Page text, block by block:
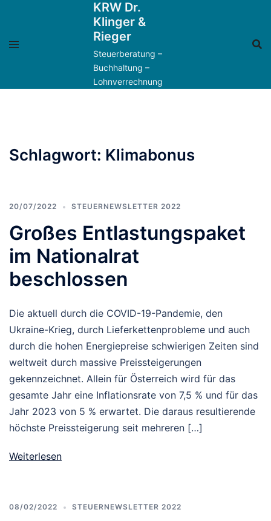
KRW Dr.
Klinger &
Rieger
Steuerberatung –
Buchhaltung –
Lohnverrechnung
Schlagwort: Klimabonus
20/07/2022 STEUERNEWSLETTER 2022
Großes Entlastungspaket
im Nationalrat
beschlossen
Die aktuell durch die COVID-19-Pandemie, den
Ukraine-Krieg, durch Lieferkettenprobleme und auch
durch die hohen Energiepreise schwierigen Zeiten sind
weltweit durch massive Preissteigerungen
gekennzeichnet. Allein für Österreich wird für das
gesamte Jahr eine Inflationsrate von 7,5 % und für das
Jahr 2023 von 5 % erwartet. Die daraus resultierende
höchste Preissteigerung seit mehreren […]
Weiterlesen
08/02/2022 STEUERNEWSLETTER 2022